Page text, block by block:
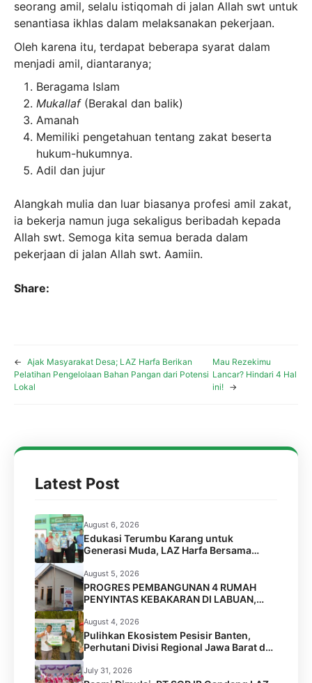
seorang amil, selalu istiqomah di jalan Allah swt untuk
senantiasa ikhlas dalam melaksanakan pekerjaan.
Oleh karena itu, terdapat beberapa syarat dalam
menjadi amil, diantaranya;
Beragama Islam
Mukallaf(Berakal dan balik)
Amanah
Memiliki pengetahuan tentang zakat beserta
hukum-hukumnya.
Adil dan jujur
Alangkah mulia dan luar biasanya profesi amil zakat,
ia bekerja namun juga sekaligus beribadah kepada
Allah swt. Semoga kita semua berada dalam
pekerjaan di jalan Allah swt. Aamiin.
Share:
← Ajak Masyarakat Desa; LAZ Harfa Berikan
Pelatihan Pengelolaan Bahan Pangan dari Potensi
Lokal
Mau Rezekimu
Lancar? Hindari 4 Hal
ini! →
Latest Post
August 6, 2026
Edukasi Terumbu Karang untuk
Generasi Muda, LAZ Harfa Bersama
FPTK Banten & Squad Pulau Merak Besar
Gelar Coral Reef Goes to School di SMPN
6 Kota Cilegon
August 5, 2026
PROGRES PEMBANGUNAN 4 RUMAH
PENYINTAS KEBAKARAN DI LABUAN,
PANDEGLANG
August 4, 2026
Pulihkan Ekosistem Pesisir Banten,
Perhutani Divisi Regional Jawa Barat dan
Banten Salurkan Bantuan 1.000 Bibit
Pohon Mangrove melalui LAZ Harfa
July 31, 2026